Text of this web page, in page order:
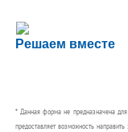
Решаем вместе
Сложности с
Сообщите об этом
* Данная форма не предназначена
предоставляет возможность